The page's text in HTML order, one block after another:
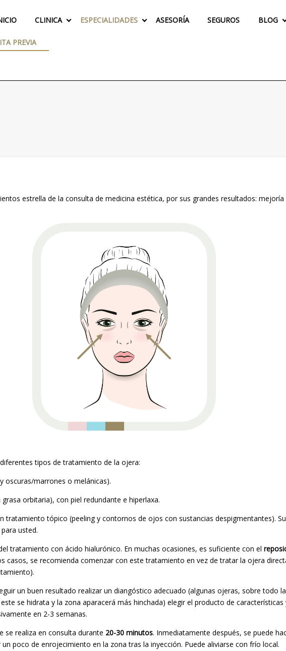
CLINICA ESPECIALIDADES ASESORÍA SEGUROS BLOG
PREVIA
estrella de la consulta de medicina estética, por sus grandes resultados:
tipos de tratamiento de la ojera:
oscuras/marrones o melánicas).
orbitaria), con piel redundante e hiperlaxa.
tratamiento tópico (peeling y contornos de ojos con sustancias despigmentantes).
usted.
tratamiento con ácido hialurónico. En muchas ocasiones, es suficiente con el
casos, se recomienda comenzar con este tratamiento en vez de tratar la ojera
un buen resultado realizar un diangóstico adecuado (algunas ojeras, sobre todo
se hidrata y la zona aparacerá más hinchada) elegir el producto de características
en 2-3 semanas.
se realiza en consulta durante 20-30 minutos. Inmediatamente después, se puede
poco de enrojecimiento en la zona tras la inyección. Puede aliviarse con frío local.